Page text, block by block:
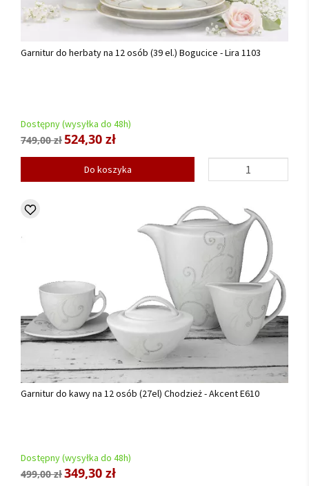
Garnitur do herbaty na 12 osób (39 el.) Bogucice - Lira 1103
Dostępny (wysyłka do 48h)
749,00 zł524,30 zł
Do koszyka
Garnitur do kawy na 12 osób (27el) Chodzież - Akcent E610
Dostępny (wysyłka do 48h)
499,00 zł349,30 zł